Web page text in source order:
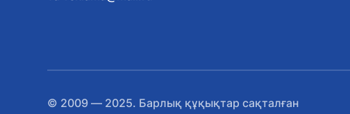
© 2009 — 2025. Барлық құқықтар сақталған